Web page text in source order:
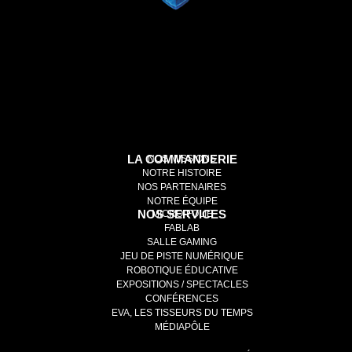
LA COMMANDERIE
NOS MISSIONS
NOTRE HISTOIRE
NOS PARTENAIRES
NOTRE ÉQUIPE
NOS SERVICES
MICRO-FOLIE
FABLAB
SALLE GAMING
JEU DE PISTE NUMÉRIQUE
ROBOTIQUE ÉDUCATIVE
EXPOSITIONS / SPECTACLES
CONFÉRENCES
EVA, LES TISSEURS DU TEMPS
MÉDIAPÔLE